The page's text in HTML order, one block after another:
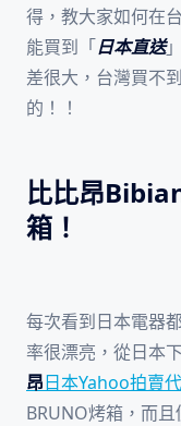
得，教大家如何在
能買到「日本直送
差很大，台灣買不
的！！
比比昂
箱！
每次看到日本電器
率很漂亮，從日本
昂日本Yahoo拍賣
BRUNO烤箱，而